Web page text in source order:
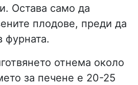
Остава само да
плодове, преди да
фурната.
отнема около
за печене е 20-25